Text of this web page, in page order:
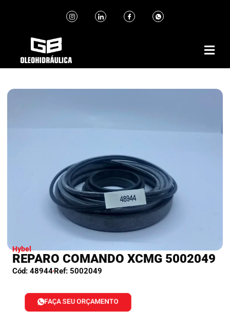
Hybel
REPARO COMANDO XCMG 5002049
Cód: 48944Ref: 5002049
FAÇA SEU ORÇAMENTO